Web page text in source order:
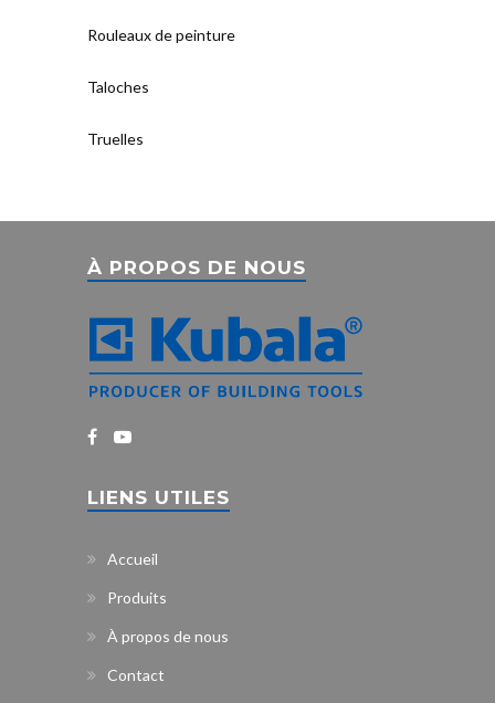
Rouleaux de peinture
Taloches
Truelles
À PROPOS DE NOUS
LIENS UTILES
Accueil
Produits
À propos de nous
Contact